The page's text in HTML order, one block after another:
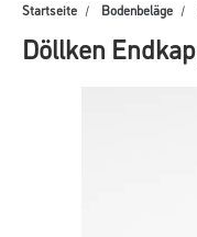
Startseite Bodenbeläge
Döllken